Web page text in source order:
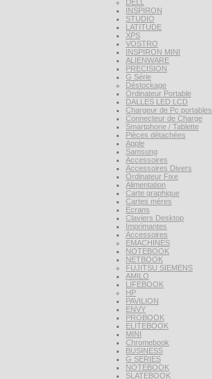
DELL
INSPIRON
STUDIO
LATITUDE
XPS
VOSTRO
INSPIRON MINI
ALIENWARE
PRECISION
G Série
Déstockage
Ordinateur Portable
DALLES LED LCD
Chargeur de Pc portables
Connecteur de Charge
Smartphone / Tablette
Pièces détachées
Apple
Samsung
Accessoires
Accessoires Divers
Ordinateur Fixe
Alimentation
Carte graphique
Cartes mères
Ecrans
Claviers Desktop
Imprimantes
Accessoires
EMACHINES
NOTEBOOK
NETBOOK
FUJITSU SIEMENS
AMILO
LIFEBOOK
HP
PAVILION
ENVY
PROBOOK
ELITEBOOK
MINI
Chromebook
BUSINESS
G SERIES
NOTEBOOK
SLATEBOOK